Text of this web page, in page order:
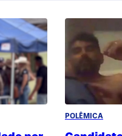
POLÊMICA